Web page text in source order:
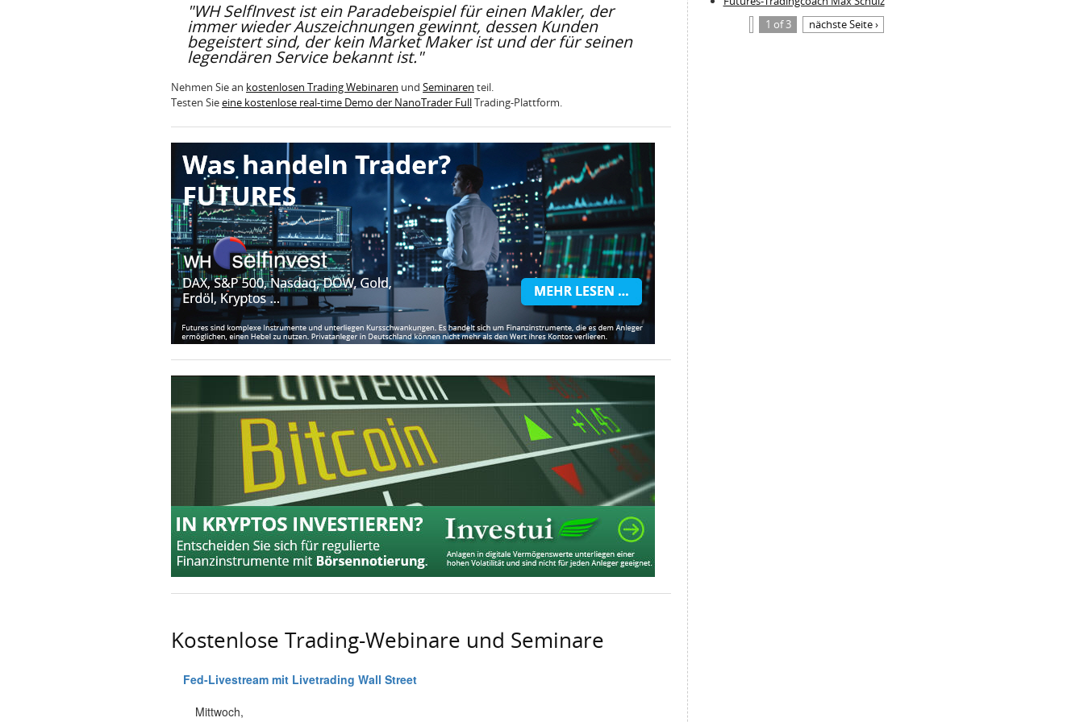
"WH SelfInvest ist ein Paradebeispiel für einen Makler, der
immer wieder Auszeichnungen gewinnt, dessen Kunden
begeistert sind, der kein Market Maker ist und der für seinen
legendären Service bekannt ist."
Nehmen Sie an kostenlosen Trading Webinaren und Seminaren teil.
Testen Sieeine kostenlose real-time Demo der NanoTrader FullTrading-Plattform.
Kostenlose Trading-Webinare und Seminare
1 of 3
nächste Seite ›